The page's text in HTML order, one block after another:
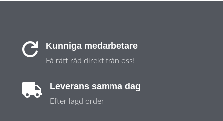
 Kunniga medarbetare
Få rätt råd direkt från oss!
 Leverans samma dag
Efter lagd order